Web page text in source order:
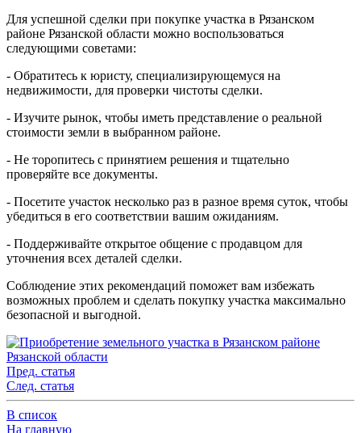
Для успешной сделки при покупке участка в Рязанском
районе Рязанской области можно воспользоваться
следующими советами:
- Обратитесь к юристу, специализирующемуся на
недвижимости, для проверки чистоты сделки.
- Изучите рынок, чтобы иметь представление о реальной
стоимости земли в выбранном районе.
- Не торопитесь с принятием решения и тщательно
проверяйте все документы.
- Посетите участок несколько раз в разное время суток, чтобы
убедиться в его соответствии вашим ожиданиям.
- Поддерживайте открытое общение с продавцом для
уточнения всех деталей сделки.
Соблюдение этих рекомендаций поможет вам избежать
возможных проблем и сделать покупку участка максимально
безопасной и выгодной.
Пред. статья
След. статья
В список
На главную